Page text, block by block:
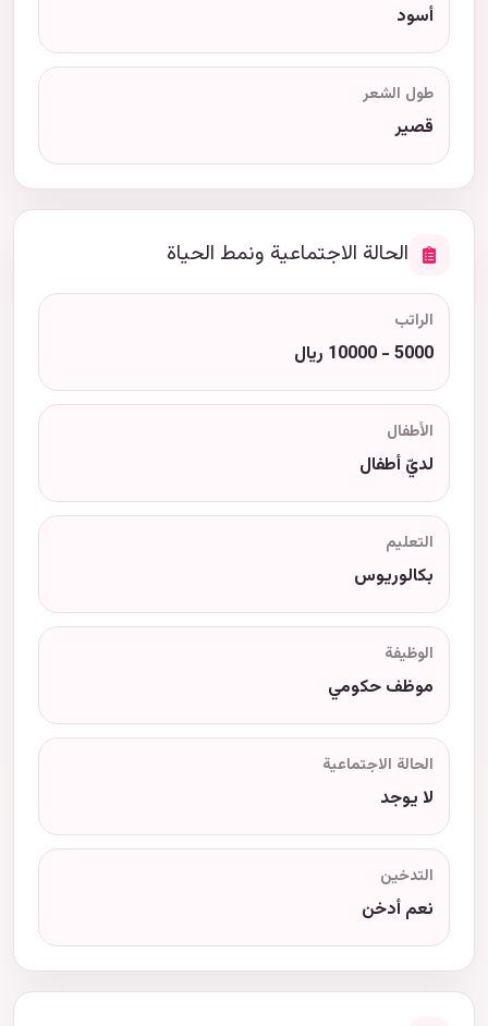
أسود
طول الشعر
قصير
الحالة الاجتماعية ونمط الحياة
الراتب
5000 - 10000 ريال
الأطفال
لديّ أطفال
التعليم
بكالوريوس
الوظيفة
موظف حكومي
الحالة الاجتماعية
لا يوجد
التدخين
نعم أدخن